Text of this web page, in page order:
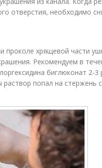
отверстия, необходимо
проколе хрящевой части
Рекомендуем в
биглюконат 2-3
раствор попал на стержень